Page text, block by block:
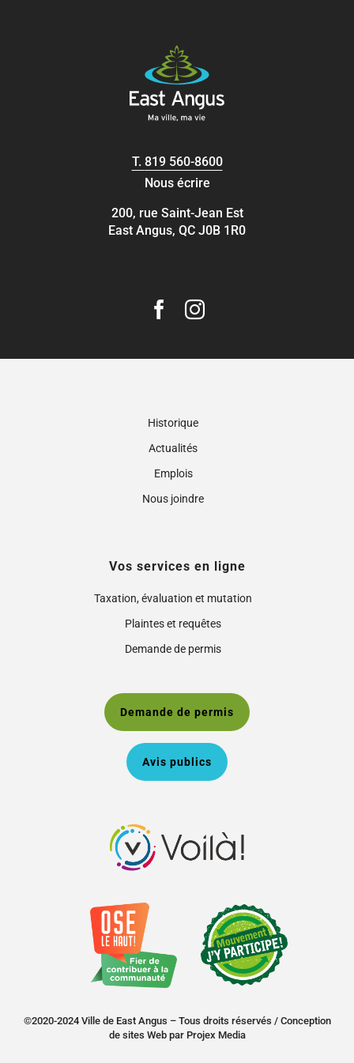
T. 819 560-8600
Nous écrire
200, rue Saint-Jean Est
East Angus, QC J0B 1R0
Historique
Actualités
Emplois
Nous joindre
Vos services en ligne
Taxation, évaluation et mutation
Plaintes et requêtes
Demande de permis
Demande de permis
Avis publics
©2020-2024 Ville de East Angus – Tous droits réservés / Conception
de sites Webpar Projex Media